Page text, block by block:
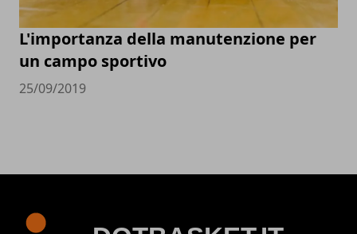
L'importanza della manutenzione per
un campo sportivo
25/09/2019